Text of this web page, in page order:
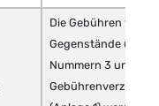
Die Gebühren für
Gegenstände unter
Nummern 3 und 4 im